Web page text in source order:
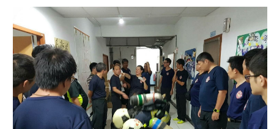
統
計
資
料
影